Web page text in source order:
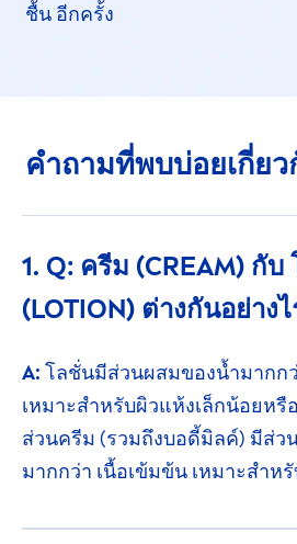
ชื้น อีกครั้ง
คำถามที่พบบ่อยเกี่ย
1. Q: ครีม (CREAM) กับ
(LOTION) ต่างกันอย่างไ
A: โลชั่นมีส่วนผสมของน้ำมากก
เหมาะสำหรับผิวแห้งเล็กน้อยหรื
ส่วนครีม (รวมถึงบอดี้มิลค์) มีส่ว
มากกว่า เนื้อเข้มข้น เหมาะสำห